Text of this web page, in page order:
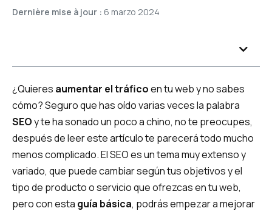
Dernière mise à jour : 6 marzo 2024
¿Quieres aumentar el tráficoen tu web y no sabes
cómo? Seguro que has oído varias veces la palabra
SEOy te ha sonado un poco a chino, no te preocupes,
después de leer este artículo te parecerá todo mucho
menos complicado. El SEO es un tema muy extenso y
variado, que puede cambiar según tus objetivos y el
tipo de producto o servicio que ofrezcas en tu web,
pero con esta guía básica, podrás empezar a mejorar